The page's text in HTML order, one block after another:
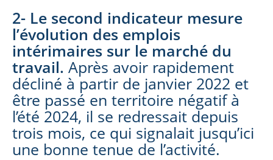
2- Le second indicateur mesure
l’évolution des emplois
intérimaires sur le marché du
travail. Après avoir rapidement
décliné à partir de janvier 2022 et
être passé en territoire négatif à
l’été 2024, il se redressait depuis
trois mois, ce qui signalait jusqu’ici
une bonne tenue de l’activité.